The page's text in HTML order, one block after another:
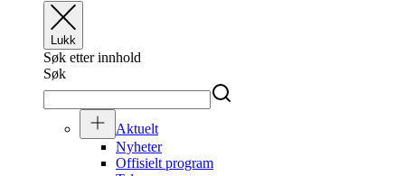
Lukk
Søk etter innhold
Søk
Aktuelt
Nyheter
Offisielt program